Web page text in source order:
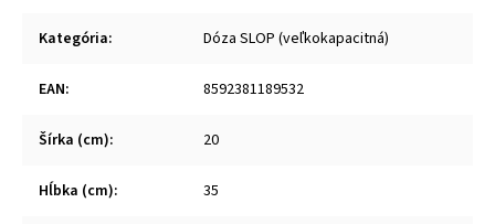
Kategória: Dóza SLOP (veľkokapacitná)
EAN: 8592381189532
Šírka (cm): 20
Hĺbka (cm): 35